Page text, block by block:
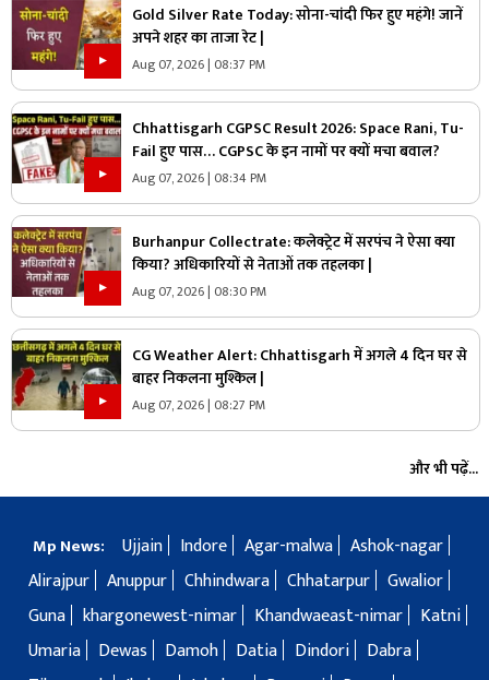
Gold Silver Rate Today: सोना-चांदी फिर हुए महंगे! जानें
अपने शहर का ताजा रेट |
Aug 07, 2026 | 08:37 PM
Chhattisgarh CGPSC Result 2026: Space Rani, Tu-
Fail हुए पास… CGPSC के इन नामों पर क्यों मचा बवाल?
Aug 07, 2026 | 08:34 PM
Burhanpur Collectrate: कलेक्ट्रेट में सरपंच ने ऐसा क्या
किया? अधिकारियों से नेताओं तक तहलका |
Aug 07, 2026 | 08:30 PM
CG Weather Alert: Chhattisgarh में अगले 4 दिन घर से
बाहर निकलना मुश्किल |
Aug 07, 2026 | 08:27 PM
और भी पढ़ें...
Mp News: Ujjain Indore Agar-malwa Ashok-nagar
Alirajpur Anuppur Chhindwara Chhatarpur Gwalior
Guna khargonewest-nimar Khandwaeast-nimar
Katni
Umaria
Dewas Damoh Datia Dindori
Dabra